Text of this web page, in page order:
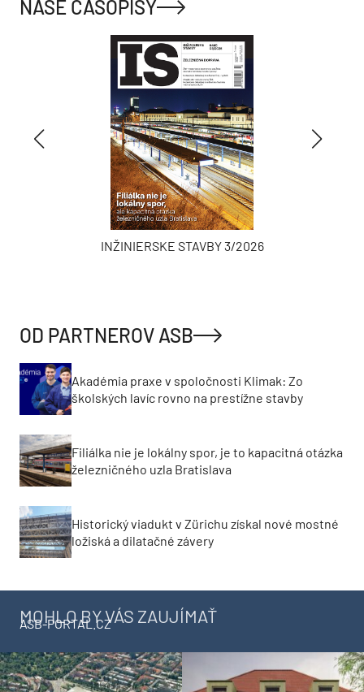
NAŠE ČASOPISY
INŽINIERSKE STAVBY 3/2026
OD PARTNEROV ASB
Akadémia praxe v spoločnosti Klimak: Zo
školských lavíc rovno na prestížne stavby
Filiálka nie je lokálny spor, je to kapacitná otázka
železničného uzla Bratislava
Historický viadukt v Zürichu získal nové mostné
ložiská a dilatačné závery
MOHLO BY VÁS ZAUJÍMAŤ
ASB-PORTAL.CZ